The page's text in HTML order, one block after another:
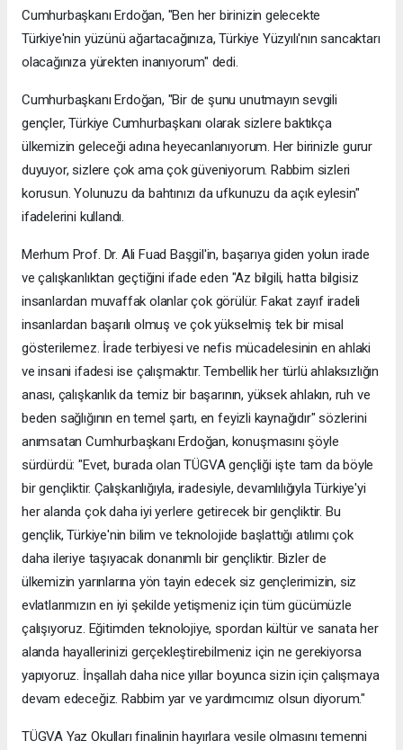
Cumhurbaşkanı Erdoğan, "Ben her birinizin gelecekte
Türkiye'nin yüzünü ağartacağınıza, Türkiye Yüzyılı'nın sancaktarı
olacağınıza yürekten inanıyorum" dedi.
Cumhurbaşkanı Erdoğan, "Bir de şunu unutmayın sevgili
gençler, Türkiye Cumhurbaşkanı olarak sizlere baktıkça
ülkemizin geleceği adına heyecanlanıyorum. Her birinizle gurur
duyuyor, sizlere çok ama çok güveniyorum. Rabbim sizleri
korusun. Yolunuzu da bahtınızı da ufkunuzu da açık eylesin"
ifadelerini kullandı.
Merhum Prof. Dr. Ali Fuad Başgil'in, başarıya giden yolun irade
ve çalışkanlıktan geçtiğini ifade eden "Az bilgili, hatta bilgisiz
insanlardan muvaffak olanlar çok görülür. Fakat zayıf iradeli
insanlardan başarılı olmuş ve çok yükselmiş tek bir misal
gösterilemez. İrade terbiyesi ve nefis mücadelesinin en ahlaki
ve insani ifadesi ise çalışmaktır. Tembellik her türlü ahlaksızlığın
anası, çalışkanlık da temiz bir başarının, yüksek ahlakın, ruh ve
beden sağlığının en temel şartı, en feyizli kaynağıdır" sözlerini
anımsatan Cumhurbaşkanı Erdoğan, konuşmasını şöyle
sürdürdü: "Evet, burada olan TÜGVA gençliği işte tam da böyle
bir gençliktir. Çalışkanlığıyla, iradesiyle, devamlılığıyla Türkiye'yi
her alanda çok daha iyi yerlere getirecek bir gençliktir. Bu
gençlik, Türkiye'nin bilim ve teknolojide başlattığı atılımı çok
daha ileriye taşıyacak donanımlı bir gençliktir. Bizler de
ülkemizin yarınlarına yön tayin edecek siz gençlerimizin, siz
evlatlarımızın en iyi şekilde yetişmeniz için tüm gücümüzle
çalışıyoruz. Eğitimden teknolojiye, spordan kültür ve sanata her
alanda hayallerinizi gerçekleştirebilmeniz için ne gerekiyorsa
yapıyoruz. İnşallah daha nice yıllar boyunca sizin için çalışmaya
devam edeceğiz. Rabbim yar ve yardımcımız olsun diyorum."
TÜGVA Yaz Okulları finalinin hayırlara vesile olmasını temenni